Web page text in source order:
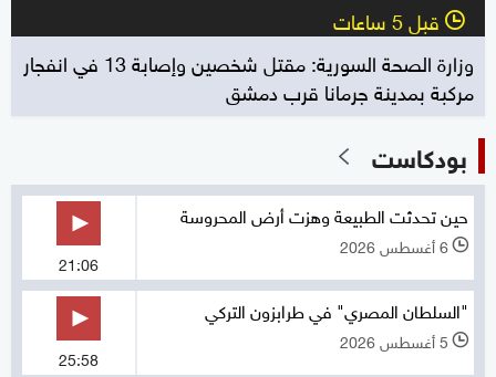
l قبل 5 ساعات
وزارة الصحة السورية: مقتل شخصين وإصابة 13 في انفجار
مركبة بمدينة جرمانا قرب دمشق
بودكاست
حين تحدثت الطبيعة وهزت أرض المحروسة
l 6 أغسطس 2026
21:06
"السلطان المصري" في طرابزون التركي
l 5 أغسطس 2026
25:58